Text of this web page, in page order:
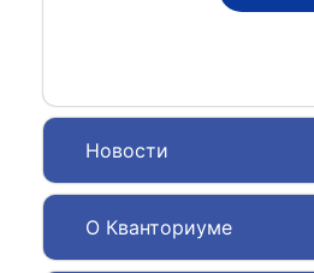
Новости
О Кванториуме